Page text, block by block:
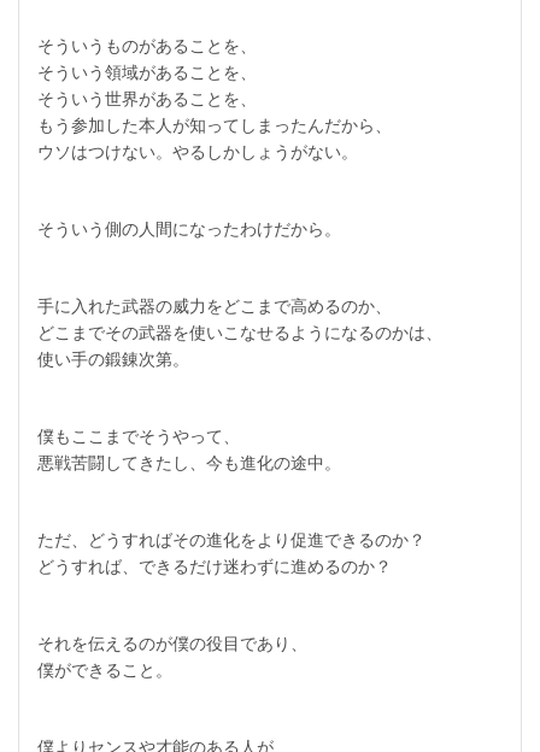
そういうものがあることを、
そういう領域があることを、
そういう世界があることを、
もう参加した本人が知ってしまったんだから、
ウソはつけない。やるしかしょうがない。
そういう側の人間になったわけだから。
手に入れた武器の威力をどこまで高めるのか、
どこまでその武器を使いこなせるようになるのかは、
使い手の鍛錬次第。
僕もここまでそうやって、
悪戦苦闘してきたし、今も進化の途中。
ただ、どうすればその進化をより促進できるのか？
どうすれば、できるだけ迷わずに進めるのか？
それを伝えるのが僕の役目であり、
僕ができること。
僕よりセンスや才能のある人が、